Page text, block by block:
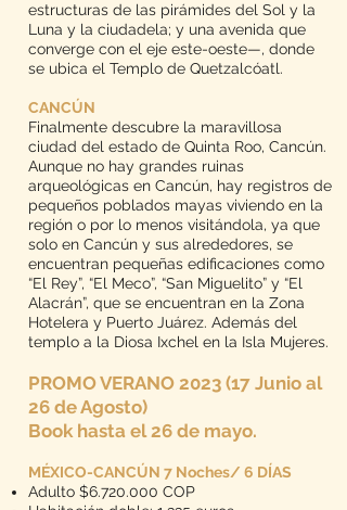
estructuras de las pirámides del Sol y la
Luna y la ciudadela; y una avenida que
converge con el eje este-oeste—, donde
se ubica el Templo de Quetzalcóatl.
CANCÚN
Finalmente descubre la maravillosa
ciudad del estado de Quinta Roo, Cancún.
Aunque no hay grandes ruinas
arqueológicas en Cancún, hay registros de
pequeños poblados mayas viviendo en la
región o por lo menos visitándola, ya que
solo en Cancún y sus alrededores, se
encuentran pequeñas edificaciones como
“El Rey”, “El Meco”, “San Miguelito” y “El
Alacrán”, que se encuentran en la Zona
Hotelera y Puerto Juárez. Además del
templo a la Diosa Ixchel en la Isla Mujeres.
PROMO VERANO 2023 (17 Junio al
26 de Agosto)
Book hasta el 26 de mayo.
MÉXICO-CANCÚN 7 Noches/ 6 DÍAS
Adulto $6.720.000 COP